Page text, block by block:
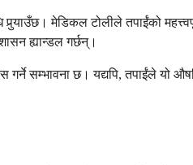
मेडिकल टोलीले तपाईंको
ह्यान्डल गर्छन्।
सम्भावना छ। यद्यपि, तपाईंले यो